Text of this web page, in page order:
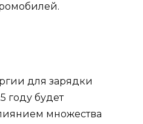
для зарядки
году будет
множества